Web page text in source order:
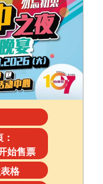
始售票
格